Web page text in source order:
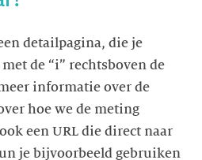
detailpagina, die je
de “i” rechtsboven de
informatie over de
hoe we de meting
een URL die direct naar
je bijvoorbeeld gebruiken